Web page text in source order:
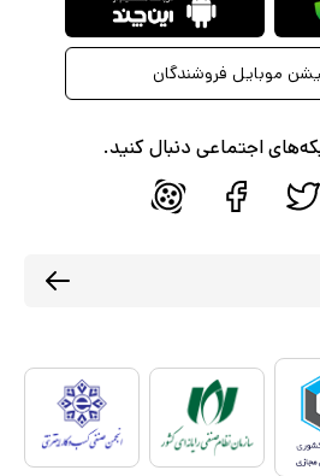
موبایل فروشندگان
اجتماعی دنبال کنید.